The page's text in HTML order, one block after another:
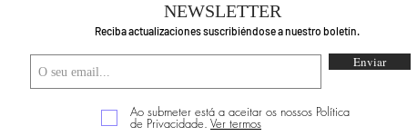
NEWSLETTER
Reciba actualizaciones suscribiéndose a nuestro boletín.
Enviar
Ao submeter está a aceitar os nossos Política
de Privacidade. Ver termos